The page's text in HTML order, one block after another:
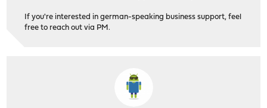
If you're interested in german-speaking business support, feel
free to reach out via PM.